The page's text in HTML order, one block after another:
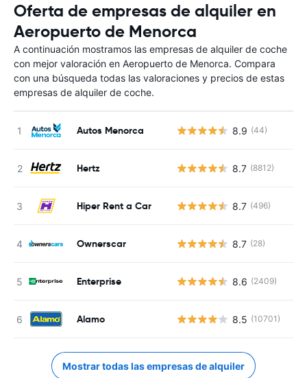
Oferta de empresas de alquiler en
Aeropuerto de Menorca
A continuación mostramos las empresas de alquiler de coche
con mejor valoración en Aeropuerto de Menorca. Compara
con una búsqueda todas las valoraciones y precios de estas
empresas de alquiler de coche.
Autos Menorca 8.9 (44)
Hertz 8.7 (8812)
Hiper Rent a Car 8.7 (496)
Ownerscar 8.7 (28)
Enterprise 8.6 (2409)
Alamo 8.5 (10701)
Mostrar todas las empresas de alquiler